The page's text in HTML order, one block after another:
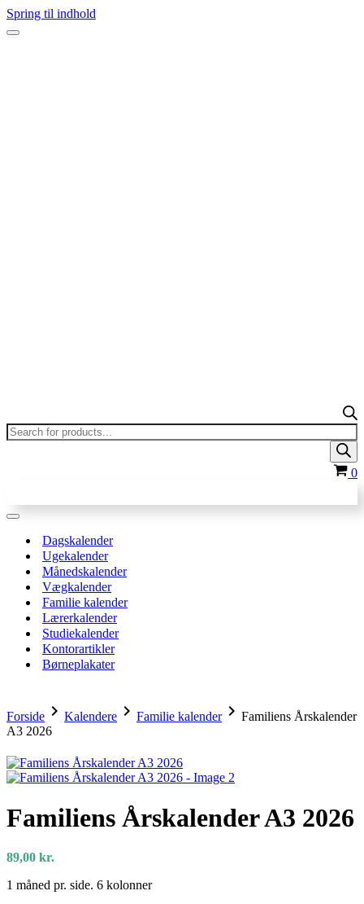
Spring til indhold
Navigation
Products
search
0
Navigation
Dagskalender
Ugekalender
Månedskalender
Vægkalender
Familie kalender
Lærerkalender
Studiekalender
Kontorartikler
Børneplakater
Forside chevron_right Kalendere chevron_right Familie kalenderchevron_right Familiens Årskalender
A3 2026
Familiens Årskalender A3 2026
89,00 kr.
1 måned pr. side. 6 kolonner